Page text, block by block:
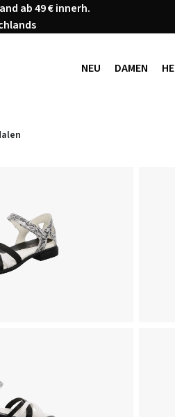
ab 49 € innerh.
NEU DAMEN